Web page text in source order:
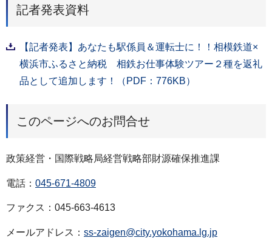
記者発表資料
【記者発表】あなたも駅係員＆運転士に！！相模鉄道×
横浜市ふるさと納税 相鉄お仕事体験ツアー２種を返礼
品として追加します！（PDF：776KB）
このページへのお問合せ
政策経営・国際戦略局経営戦略部財源確保推進課
電話： 045-671-4809
ファクス：045-663-4613
メールアドレス： ss-zaigen@city.yokohama.lg.jp